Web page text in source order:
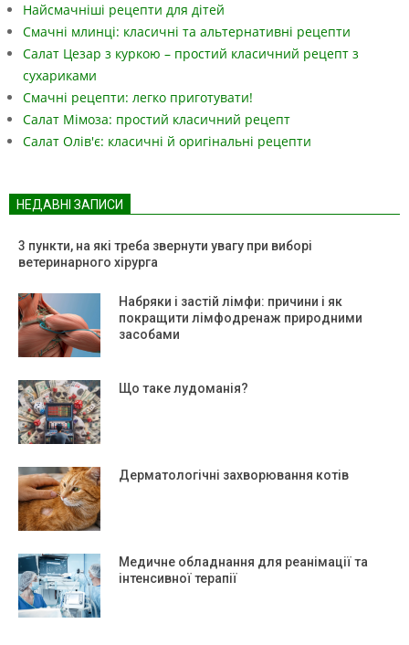
Найсмачніші рецепти для дітей
Смачні млинці: класичні та альтернативні рецепти
Салат Цезар з куркою – простий класичний рецепт з
сухариками
Смачні рецепти: легко приготувати!
Салат Мімоза: простий класичний рецепт
Салат Олів'є: класичні й оригінальні рецепти
НЕДАВНІ ЗАПИСИ
3 пункти, на які треба звернути увагу при виборі
ветеринарного хірурга
Набряки і застій лімфи: причини і як
покращити лімфодренаж природними
засобами
Що таке лудоманія?
Дерматологічні захворювання котів
Медичне обладнання для реанімації та
інтенсивної терапії